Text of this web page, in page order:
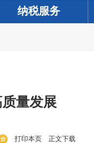
纳税服务
量发展
打印本页 正文下载